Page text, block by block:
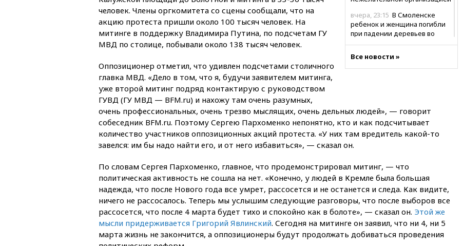
вчера, 23:15 В Смоленске
ребенок и женщина погибли
при падении деревьев во
вчера, 22:55В Москве в
пятницу ожидаются ливни
вчера, 22:28
Отказаться от
российского гражданства
станет значительно дороже
штурмовую дивизию
легендарной
Путин заслушал
доклад о ситуации на
добропольском направлении
вчера, 21:58
признала нежелательным в
Все новости »
человек. Члены оргкомитета со сцены сообщали, что на
акцию протеста пришли около 100 тысяч человек. На
митинге в поддержку Владимира Путина, по подсчетам ГУ
МВД по столице, побывали около 138 тысяч человек.
Оппозиционер отметил, что удивлен подсчетами столичного
главка МВД. «Дело в том, что я, будучи заявителем митинга,
уже второй митинг подряд контактирую с руководством
ГУВД (ГУ МВД — BFM.ru) и нахожу там очень разумных,
очень профессиональных, очень трезво мыслящих, очень дельных людей», — говорит
собеседник BFM.ru. Поэтому Сергею Пархоменко непонятно, кто и как подсчитывает
количество участников оппозиционных акций протеста. «У них там вредитель какой-то
завелся: им бы надо найти его, и от него избавиться», — сказал он.
По словам Сергея Пархоменко, главное, что продемонстрировал митинг, — что
политическая активность не сошла на нет. «Конечно, у людей в Кремле была большая
надежда, что после Нового года все умрет, рассосется и не останется и следа. Как видите,
ничего не рассосалось. Теперь мы услышим следующие разговоры, что после выборов все
рассосется, что после 4 марта будет тихо и спокойно как в болоте», — сказал он. Этой же
мысли придерживается Григорий Явлинский. Сегодня на митинге он заявил, что ни 4, ни 5
марта жизнь не закончится, а оппозиционеры будут продолжать добиваться проведения